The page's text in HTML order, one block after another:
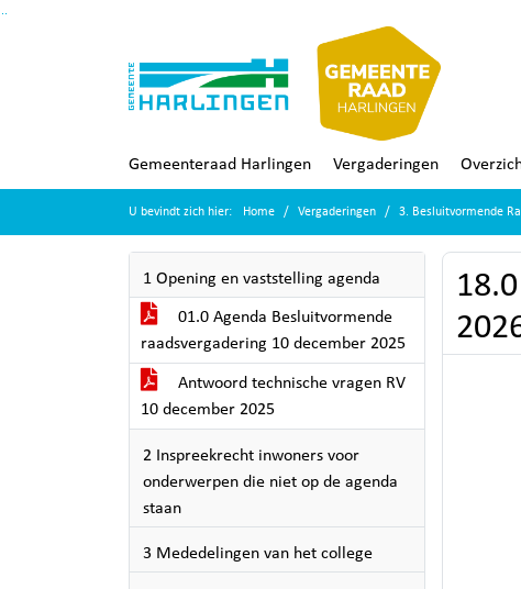
Gemeenteraad Harlingen Vergaderingen
U bevindt zich hier: Home Vergaderingen 3. Besluitvormende
1 Opening en vaststelling agenda
01.0 Agenda Besluitvormende
raadsvergadering 10 december 2025
Antwoord technische vragen RV
10 december 2025
2 Inspreekrecht inwoners voor
onderwerpen die niet op de agenda
staan
3 Mededelingen van het college